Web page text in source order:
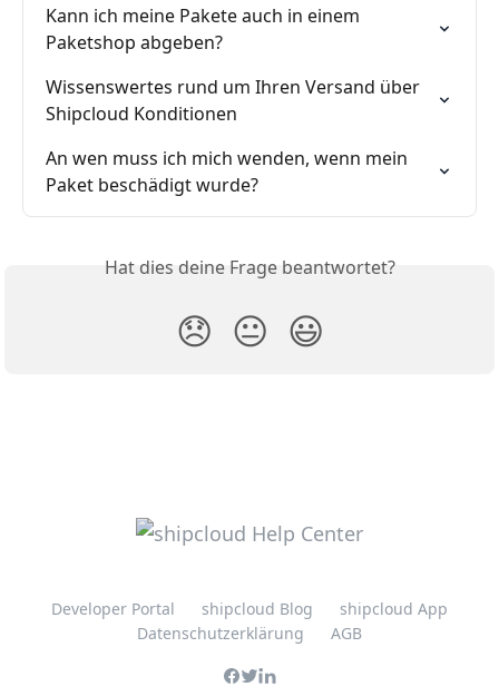
Kann ich meine Pakete auch in einem
Paketshop abgeben?
Wissenswertes rund um Ihren Versand über
Shipcloud Konditionen
An wen muss ich mich wenden, wenn mein
Paket beschädigt wurde?
Hat dies deine Frage beantwortet?
😞 😐 😃
Developer Portal shipcloud Blog
shipcloud App
Datenschutzerklärung
AGB